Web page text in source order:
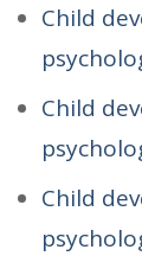
Child
Child
Child